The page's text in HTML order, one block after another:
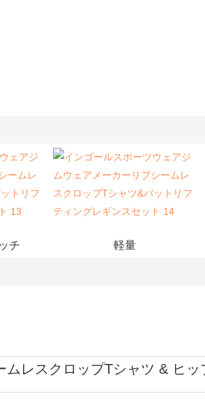
チ 軽量
レスクロップTシャツ & ヒッ